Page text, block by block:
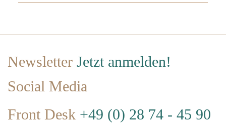
Newsletter Jetzt anmelden!
Social Media
Front Desk +49 (0) 28 74 - 45 90